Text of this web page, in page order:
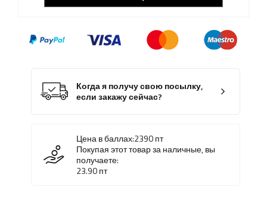
Когда я получу свою посылку,
если закажу сейчас?
Цена в баллах:2390пт
Покупая этот товар за наличные, вы
получаете:
23.90пт